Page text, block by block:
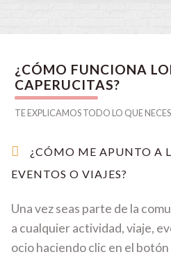
¿CÓMO FUNCIONA
CAPERUCITAS?
TE EXPLICAMOS TODO LO QUE
¿CÓMO ME APUNTO A
EVENTOS O VIAJES?
Una vez seas parte de la
a cualquier actividad, viaje,
ocio haciendo clic en el